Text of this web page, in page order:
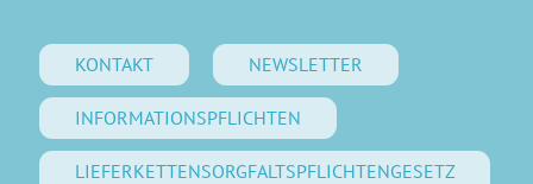
KONTAKT NEWSLETTER
INFORMATIONSPFLICHTEN
LIEFERKETTENSORGFALTSPFLICHTENGESETZ